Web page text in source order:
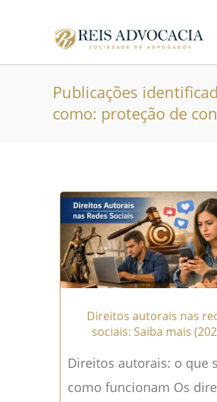
Publicações
como: proteção de
Direitos autorais nas
sociais: Saiba mais
Direitos autorais: o que
como funcionam Os